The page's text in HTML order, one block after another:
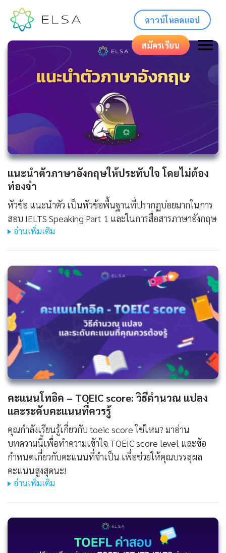
ดาวน์โหลดแอป
สมัครเรียน
แนะนําตัวภาษาอังกฤษให้ประทับใจ โดยไม่ต้อง
ท่องจำ
หัวข้อ แนะนำตัว เป็นหัวข้อพื้นฐานที่ปรากฏบ่อยมากในการ
สอบ IELTS Speaking Part 1 และในการสื่อสารภาษาอังกฤษ
อ่านเพิ่มเติม
คะแนนโทอิค – TOEIC score: วิธีคำนวณ แปลง
และระดับคะแนนที่ควรรู้
คุณกำลังเรียนรู้เกี่ยวกับ toeic score ใช่ไหม? มาอ่าน
บทความนี้เพื่อทำความเข้าใจ TOEIC score level และข้อ
กำหนดเกี่ยวกับคะแนนที่จำเป็น เพื่อช่วยให้คุณบรรลุผล
คะแนนสูงสุดนะ!
อ่านเพิ่มเติม